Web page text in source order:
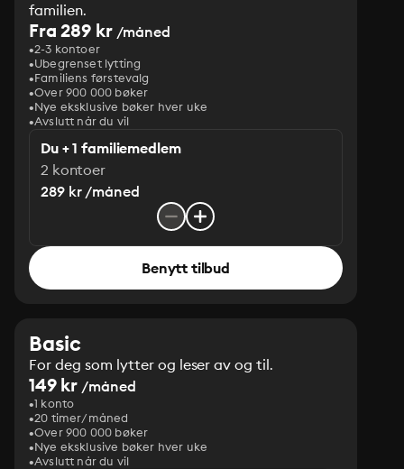
familien.
Fra 289 kr/måned
2-3 kontoer
Ubegrenset lytting
Familiens førstevalg
Over 900 000 bøker
Nye eksklusive bøker hver uke
Avslutt når du vil
Du + 1 familiemedlem
2 kontoer
289 kr /måned
Benytt tilbud
Basic
For deg som lytter og leser av og til.
149 kr /måned
1 konto
20 timer/måned
Over 900 000 bøker
Nye eksklusive bøker hver uke
Avslutt når du vil